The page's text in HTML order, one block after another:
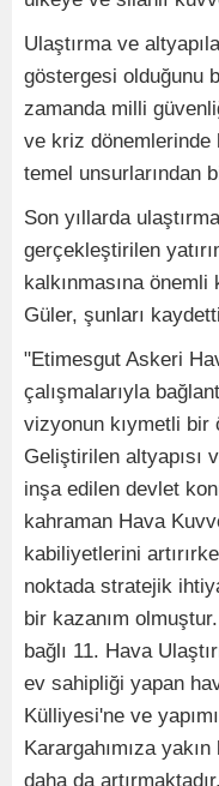
Ulaştırma ve
göstergesi olduğunu
zamanda milli
ve kriz dönemlerinde
temel unsurlarından
Son yıllarda
gerçekleştirilen
kalkınmasına önemli
Güler, şunları
"Etimesgut Askeri
çalışmalarıyla
vizyonun kıymetli bir
Geliştirilen altyapısı
inşa edilen devlet
kahraman Hava
kabiliyetlerini
noktada stratejik
bir kazanım
bağlı 11. Hava
ev sahipliği yapan
Külliyesi'ne ve
Karargahımıza
daha da